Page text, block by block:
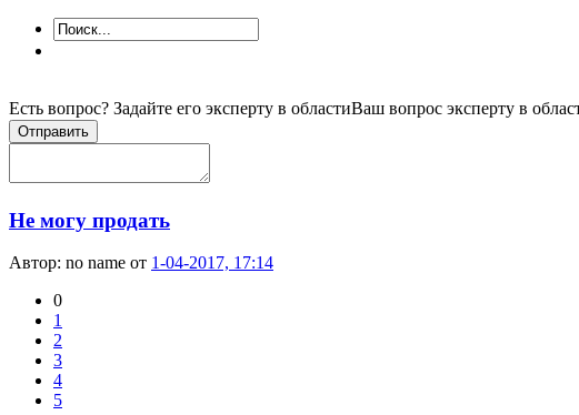
Есть вопрос? Задайте его эксперту в областиВаш вопрос эксперту в
Отправить
Не могу продать
Автор: no name от 1-04-2017, 17:14
0
1
2
3
4
5